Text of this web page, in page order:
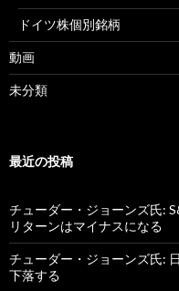
ドイツ株個別銘柄
動画
未分類
最近の投稿
チューダー・ジョーンズ氏:
リターンはマイナスになる
チューダー・ジョーンズ氏:
下落する